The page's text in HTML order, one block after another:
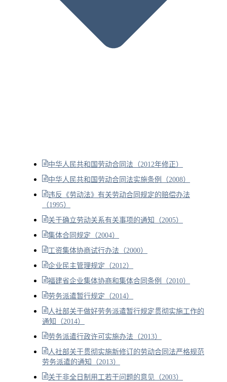
中华人民共和国劳动合同法（2012年修正）
中华人民共和国劳动合同法实施条例（2008）
违反《劳动法》有关劳动合同规定的赔偿办法
（1995）
关于确立劳动关系有关事项的通知（2005）
集体合同规定（2004）
工资集体协商试行办法（2000）
企业民主管理规定（2012）
福建省企业集体协商和集体合同条例（2010）
劳务派遣暂行规定（2014）
人社部关于做好劳务派遣暂行规定贯彻实施工作的
通知（2014）
劳务派遣行政许可实施办法（2013）
人社部关于贯彻实施新修订的劳动合同法严格规范
劳务派遣的通知（2013）
关于非全日制用工若干问题的意见（2003）